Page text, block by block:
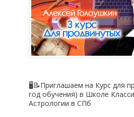
🖥📝Приглашаем на Курс для
год обучения) в Школе
Астрологии в СПб